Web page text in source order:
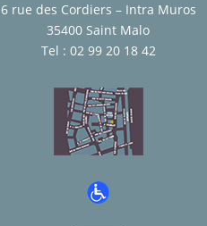
6 rue des Cordiers – Intra Muros
35400 Saint Malo
Tel : 02 99 20 18 42